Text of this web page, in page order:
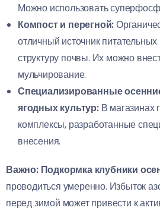
Можно использовать
Компост и перегной:
отличный источник
структуру почвы. Их можно
мульчирование.
Специализированные
ягодных культур:В магазинах
комплексы, разработанные
внесения.
Важно: Подкормка клубники
проводиться умеренно. Избыток
перед зимой может привести к